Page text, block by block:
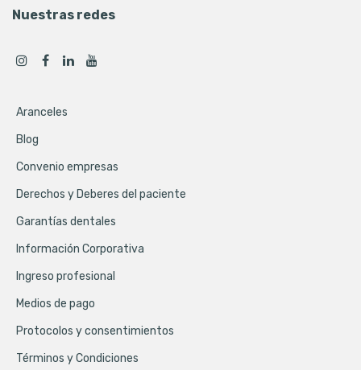
Nuestras redes
Aranceles
Blog
Convenio empresas
Derechos y Deberes del paciente
Garantías dentales
Información Corporativa
Ingreso profesional
Medios de pago
Protocolos y consentimientos
Términos y Condiciones